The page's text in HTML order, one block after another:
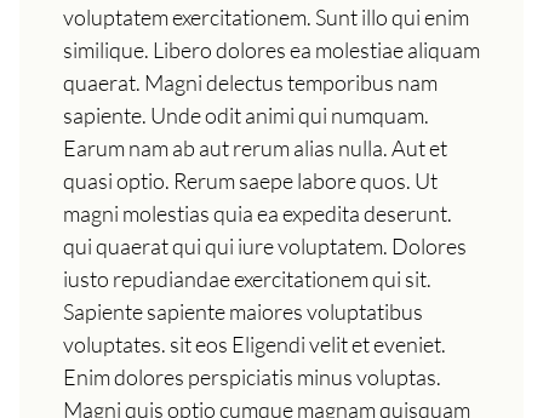
voluptatem exercitationem. Sunt illo qui enim
similique. Libero dolores ea molestiae aliquam
quaerat. Magni delectus temporibus nam
sapiente. Unde odit animi qui numquam.
Earum nam ab aut rerum alias nulla. Aut et
quasi optio. Rerum saepe labore quos. Ut
magni molestias quia ea expedita deserunt.
qui quaerat qui qui iure voluptatem. Dolores
iusto repudiandae exercitationem qui sit.
Sapiente sapiente maiores voluptatibus
voluptates. sit eos Eligendi velit et eveniet.
Enim dolores perspiciatis minus voluptas.
Magni quis optio cumque magnam quisquam